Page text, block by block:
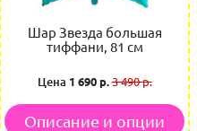
Шар Звезда большая
тиффани, 81 см
Цена 1 690 р.3 490 р.
Описание и опции